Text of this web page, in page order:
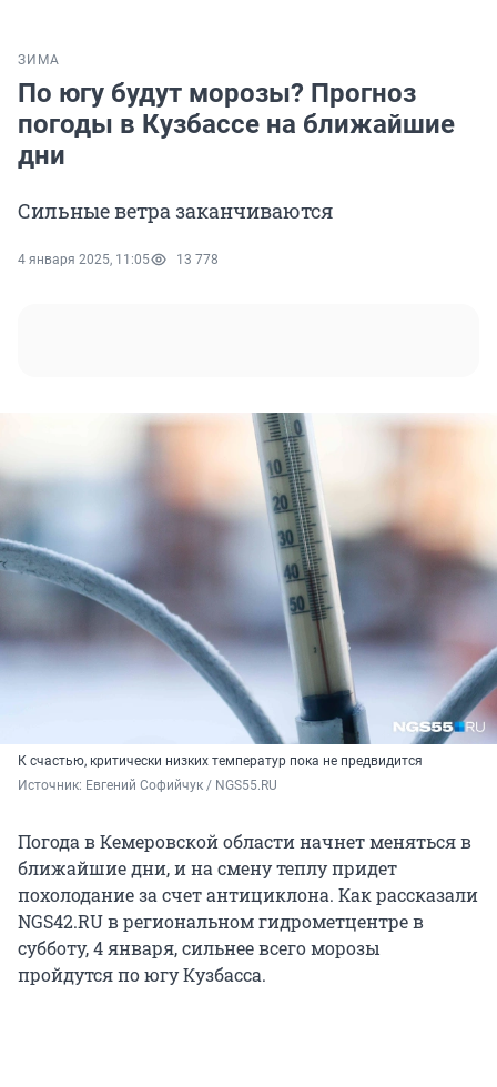
ЗИМА
По югу будут морозы? Прогноз
погоды в Кузбассе на ближайшие
дни
Сильные ветра заканчиваются
4 января 2025, 11:05 13 778
К счастью, критически низких температур пока не предвидится
Источник: Евгений Софийчук / NGS55.RU
Погода в Кемеровской области начнет меняться в
ближайшие дни, и на смену теплу придет
похолодание за счет антициклона. Как рассказали
NGS42.RU в региональном гидрометцентре в
субботу, 4 января, сильнее всего морозы
пройдутся по югу Кузбасса.